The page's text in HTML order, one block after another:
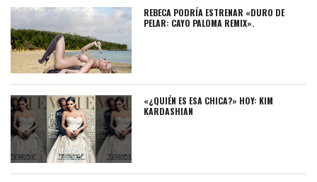
REBECA PODRÍA ESTRENAR «DURO DE
PELAR: CAYO PALOMA REMIX».
«¿QUIÉN ES ESA CHICA?» HOY: KIM
KARDASHIAN